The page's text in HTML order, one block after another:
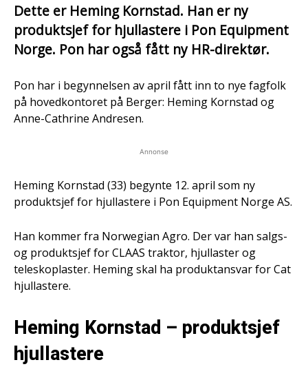
Dette er Heming Kornstad. Han er ny
produktsjef for hjullastere i Pon Equipment
Norge. Pon har også fått ny HR-direktør.
Pon har i begynnelsen av april fått inn to nye fagfolk
på hovedkontoret på Berger: Heming Kornstad og
Anne-Cathrine Andresen.
Annonse
Heming Kornstad (33) begynte 12. april som ny
produktsjef for hjullastere i Pon Equipment Norge AS.
Han kommer fra Norwegian Agro. Der var han salgs-
og produktsjef for CLAAS traktor, hjullaster og
teleskoplaster. Heming skal ha produktansvar for Cat
hjullastere.
Heming Kornstad – produktsjef
hjullastere